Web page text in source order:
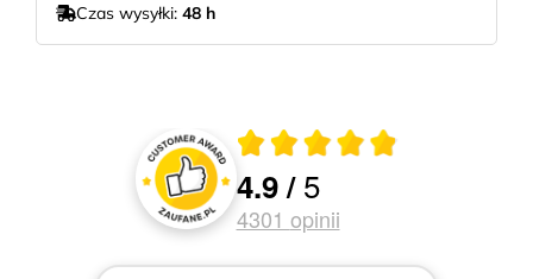
Czas wysyłki: 48 h
Oceny i recenzje klientów
Średnia ocena 4.9 z 5
4.9/5
4301 opinii